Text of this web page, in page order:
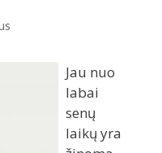
Jau nuo
labai
senų
laikų yra